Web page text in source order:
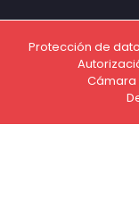
Protección de
Cámara